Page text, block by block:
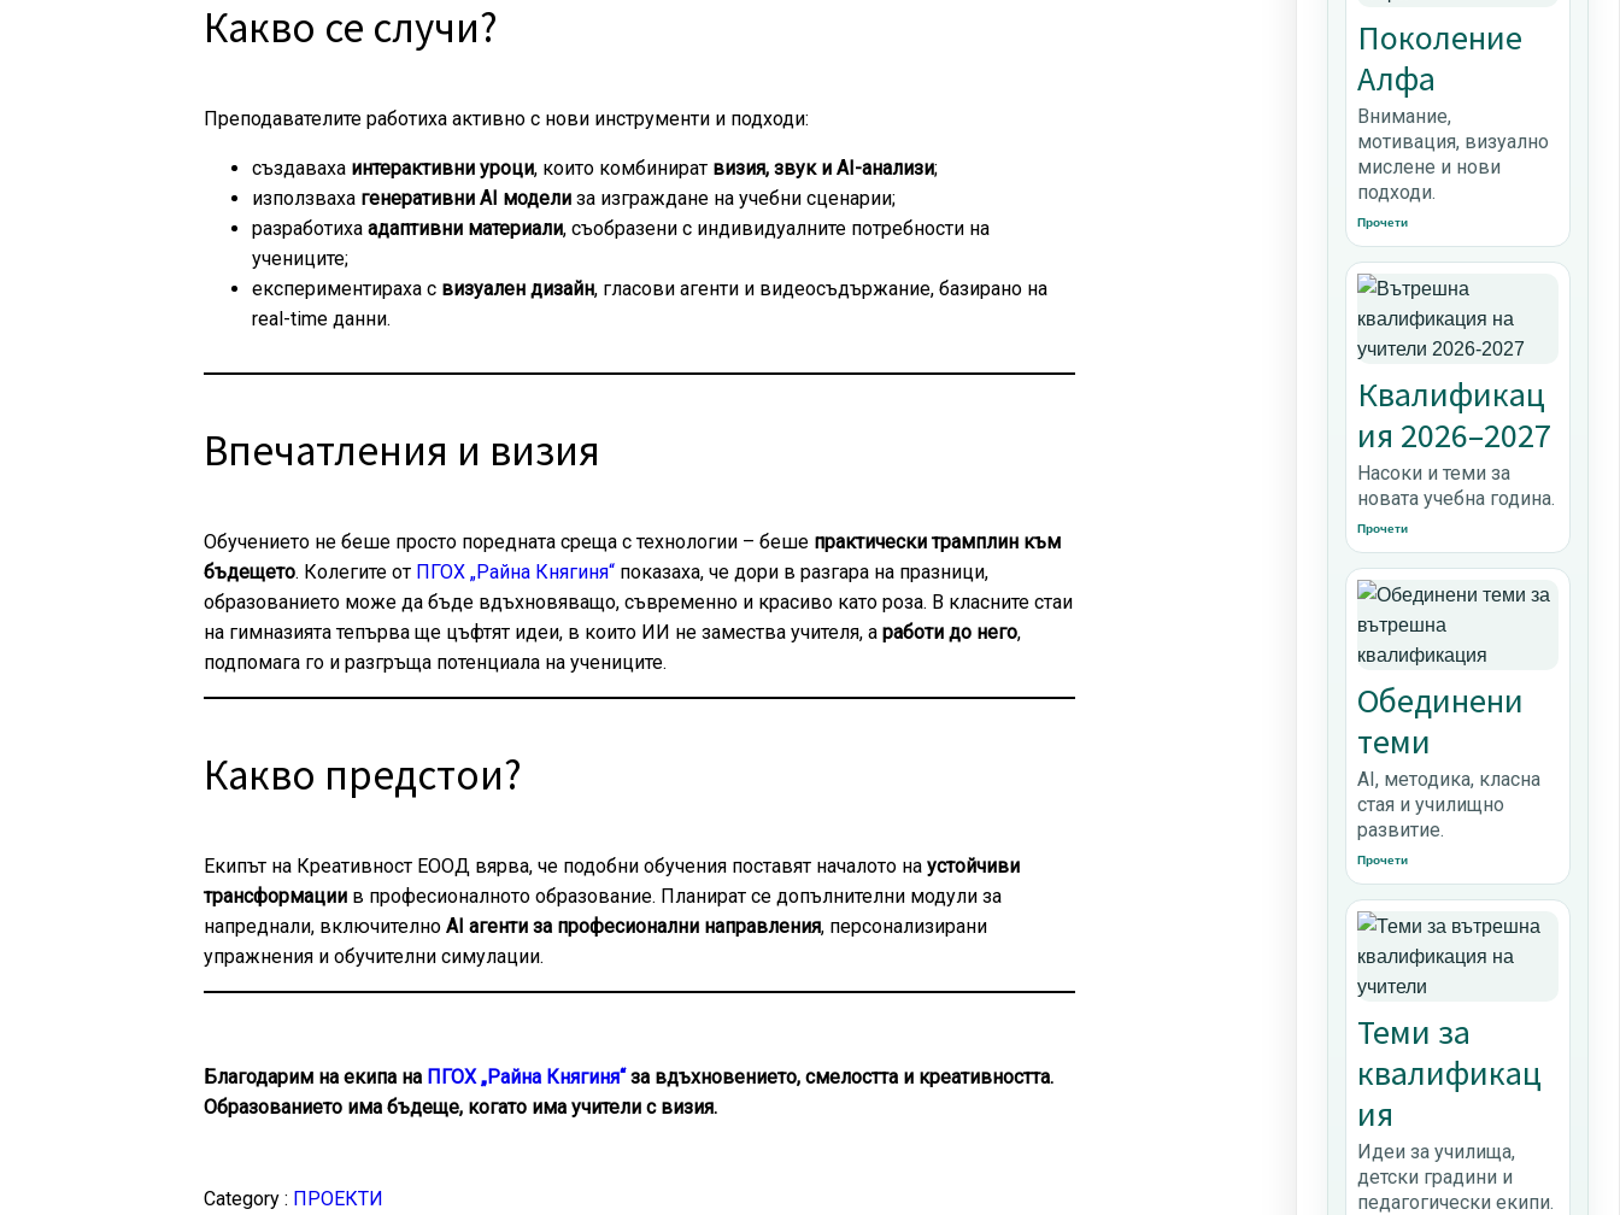
Какво се случи?
Преподавателите работиха активно с нови инструменти и подходи:
създаваха интерактивни уроци, които комбинират визия, звук и AI-анализи;
използваха генеративни AI модели за изграждане на учебни сценарии;
разработихаадаптивни материали, съобразени с индивидуалните потребности на
учениците;
експериментираха с визуален дизайн, гласови агенти и видеосъдържание, базирано на
real-time данни.
Впечатления и визия
Обучението не беше просто поредната среща с технологии – беше практически трамплин към
бъдещето. Колегите от ПГОХ „Райна Княгиня“ показаха, че дори в разгара на празници,
образованието може да бъде вдъхновяващо, съвременно и красиво като роза. В класните стаи
на гимназията тепърва ще цъфтят идеи, в които ИИ не замества учителя, аработи до него,
подпомага го и разгръща потенциала на учениците.
Какво предстои?
Екипът на Креативност ЕООД вярва, че подобни обучения поставят началото наустойчиви
трансформации в професионалното образование. Планират се допълнителни модули за
напреднали, включителноAI агенти за професионални направления, персонализирани
упражнения и обучителни симулации.
Благодарим на екипа на ПГОХ „Райна Княгиня“за вдъхновението, смелостта и креативността.
Образованието има бъдеще, когато има учители с визия.
Category : ПРОЕКТИ
Поколение
Алфа
Внимание,
мотивация, визуално
мислене и нови
подходи.
Прочети
Квалификац
ия 2026–2027
Насоки и теми за
новата учебна година.
Прочети
Обединени
теми
AI, методика, класна
стая и училищно
развитие.
Прочети
Теми за
квалификац
ия
Идеи за училища,
детски градини и
педагогически екипи.